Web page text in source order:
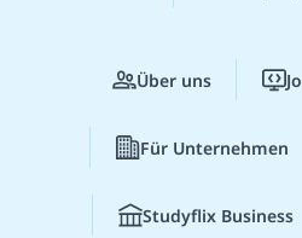
Über uns
Für Unternehmen
Studyflix Business